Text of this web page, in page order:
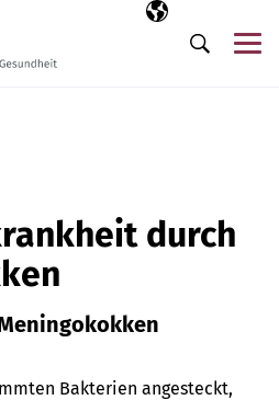
Ausgewählte
DE
Suche
durch
Bakterien angesteckt,